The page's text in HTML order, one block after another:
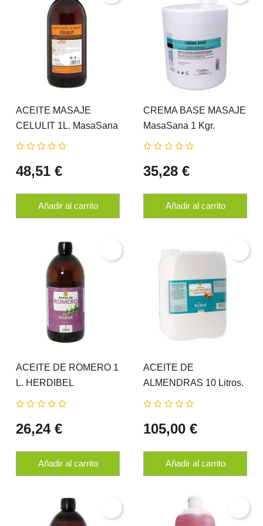
ACEITE MASAJE
CELULIT 1L. MasaSana
HERDIBEL
48,51 €
Añadir al carrito
CREMA BASE MASAJE
MasaSana 1 Kgr.
HERDIBEL
35,28 €
Añadir al carrito
ACEITE DE ROMERO 1
L. HERDIBEL
26,24 €
Añadir al carrito
ACEITE DE
ALMENDRAS 10 Litros.
HERDIBEL
105,00 €
Añadir al carrito